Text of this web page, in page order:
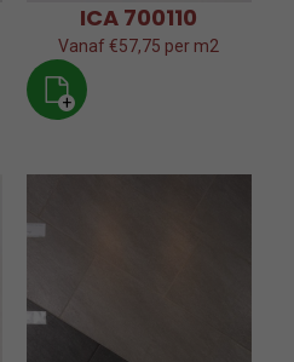
ICA 700110
Vanaf €57,75 per m2
+